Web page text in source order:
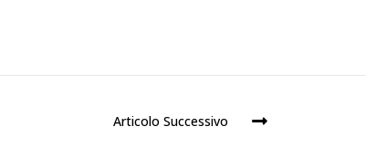
Articolo Successivo